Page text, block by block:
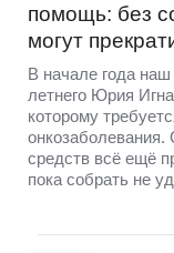
помощь: без
могут
В начале года
летнего Юрия
которому
онкозаболевания.
средств всё ещё
пока собрать не